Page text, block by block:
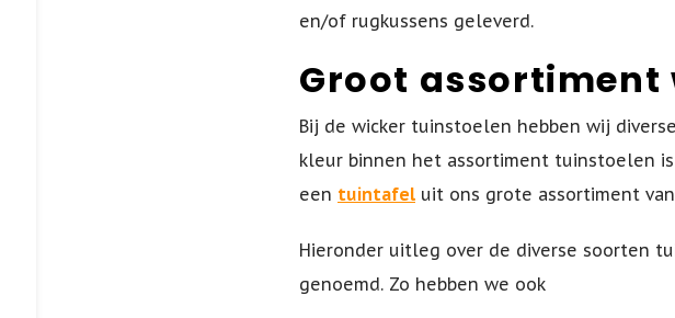
en/of rugkussens geleverd.
Groot
Bij de wicker tuinstoelen hebben wij
kleur binnen het assortiment tuinstoelen
een tuintafel uit ons grote assortiment
Hieronder uitleg over de diverse soorten
genoemd. Zo hebben we ook